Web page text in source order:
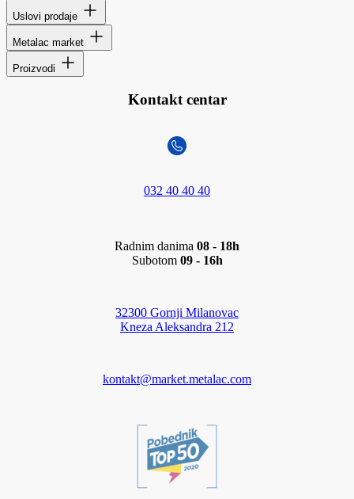
Uslovi prodaje
Metalac market
Proizvodi
Kontakt centar
032 40 40 40
Radnim danima 08 - 18h
Subotom 09 - 16h
32300 Gornji Milanovac
Kneza Aleksandra 212
kontakt@market.metalac.com